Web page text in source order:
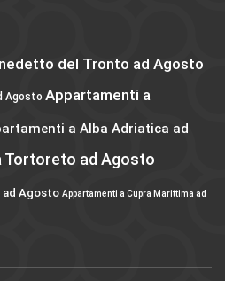
del Tronto ad Agosto
Agosto Appartamenti a
a Alba Adriatica ad
Tortoreto ad Agosto
ad Agosto Appartamenti a Cupra Marittima ad